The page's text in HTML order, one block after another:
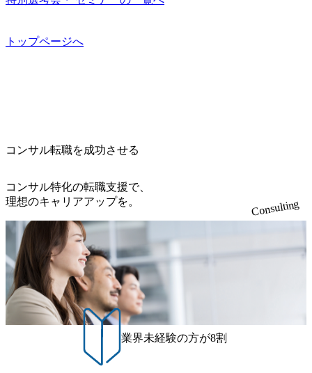
果、なりたいキャリアを反映できるｐｊにアサインしても
るため、エンジニアの視点からも協業しクライアントへ価
keto_kajita/)） 多様なメンバー、多様なプロジェクトによる
も関わらず、外資系戦略コンサルティングファームや総合
系コンサルティングファームをはじめ、メーカー、ITベン
チャー、外資系金融機関など多彩な出自で構成されてお
り、常に刺激を受けながらプロジェクトワークが可能 総合
コンサルティングファームの名の通り、全方位のクライア
ントに対して様々なプロジェクトが存在しており、手を上
げれば常に新しいテーマのチャレンジ機会を提供している
（ワンプール制） そのため、全体の離職率10％以下、未経
験3年未満の離職率は0％と驚異の定着率を誇る 大手ファー
ムと同水準以上の報酬制度であり、ファーム経験者の場合
は、転職時報酬アップが基本 強く「個人」の成⾧を重視す
るカルチャーであり、昇進に枠もなく、今ならReadyになれ
ば上がれる環境となっている 安定した経営環境の下、コン
による引っ越し費用は、会社が負担します。 2026年8月18日
※顔出しは不要です。ご質問頂く際のみ、顔出ししていた
オンライン(Google meets)
ングファームや、Slerなどから優秀層が多数ジョイン。 http
ている。 <u>ワンプール制</u>を取っており、業界の枠に縛
り、<u>営業活動に工数を割かれることなくデリバリーに注
力可能</u> 従業員満足度を非常に重視しており、意にそぐ
わないプロジェクトにアサインされてしまった場合、半強
制的に別のプロジェクトに異動することが可能。その結
果、<u>退職率も10%程度</u>(他社平均は2～30%程度) 残業
時間は<u>平均30時間程度。</u>バリューが出ていないから
残業代をつけさせないといったことはしない DE&Iにおいて
は女性活用や外国人/高齢者/障碍者などさまざまなバックグ
ラウンドを持つメンバーの働く環境を整えている SDGsの推
進にも積極的で、プロボノ支援等を行っている 部活動も活
発で、多くのクラブが立ち上がっており、さまざまな役
職・所属・組織を超えて社員間のネットワーク形成・交流
の場となっている <u>教育・研修プログラムが非常に充実</
トップページへ
コンサル転職を成功させる
コンサル特化の転職支援で、
理想のキャリアアップを。
Consulting
業界未経験の方が8割